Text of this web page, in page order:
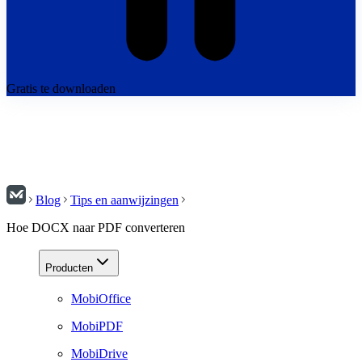
Gratis te downloaden
Blog
Tips en aanwijzingen
Hoe DOCX naar PDF converteren
Producten
MobiOffice
MobiPDF
MobiDrive